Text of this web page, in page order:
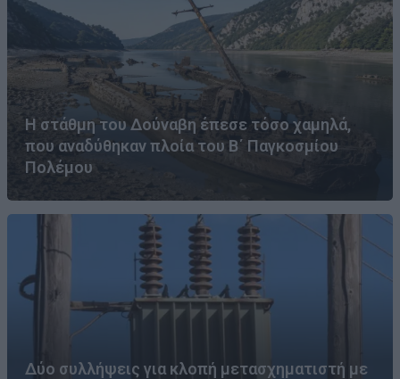
Η στάθμη του Δούναβη έπεσε τόσο χαμηλά,
που αναδύθηκαν πλοία του Β΄ Παγκοσμίου
Πολέμου
Δύο συλλήψεις για κλοπή μετασχηματιστή με